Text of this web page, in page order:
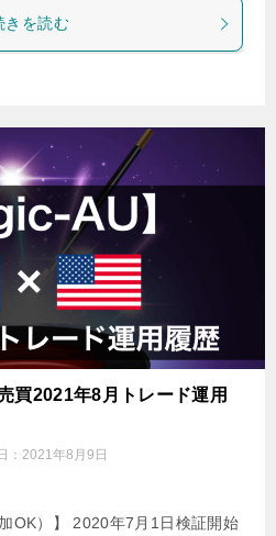
きを読む
買2021年8月トレード運用
： 2021年8月9日
OK）】 2020年7月1日検証開始